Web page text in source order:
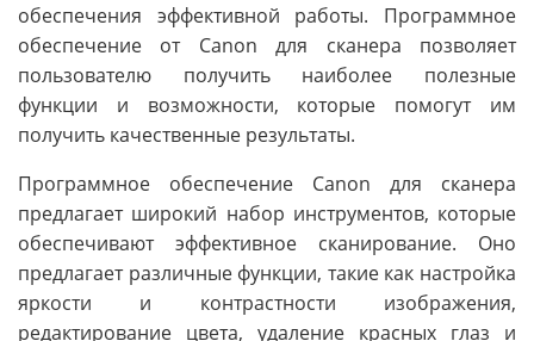
обеспечения эффективной работы. Программное
обеспечение от Canon для сканера позволяет
пользователю получить наиболее полезные
функции и возможности, которые помогут им
получить качественные результаты.
Программное обеспечение Canon для сканера
предлагает широкий набор инструментов, которые
обеспечивают эффективное сканирование. Оно
предлагает различные функции, такие как настройка
яркости и контрастности изображения,
редактирование цвета, удаление красных глаз и